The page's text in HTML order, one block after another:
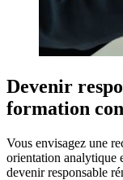
Devenir
formation
Vous envisagez une
orientation analytique
devenir responsable